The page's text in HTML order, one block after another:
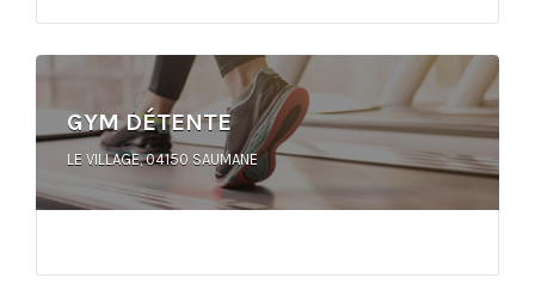
GYM DÉTENTE
LE VILLAGE, 04150 SAUMANE